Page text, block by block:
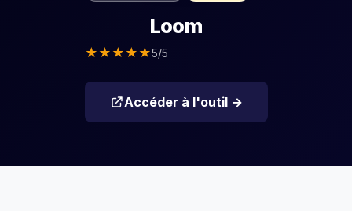
Loom
★ ★ ★ ★ ★5/5
Accéder à l'outil →